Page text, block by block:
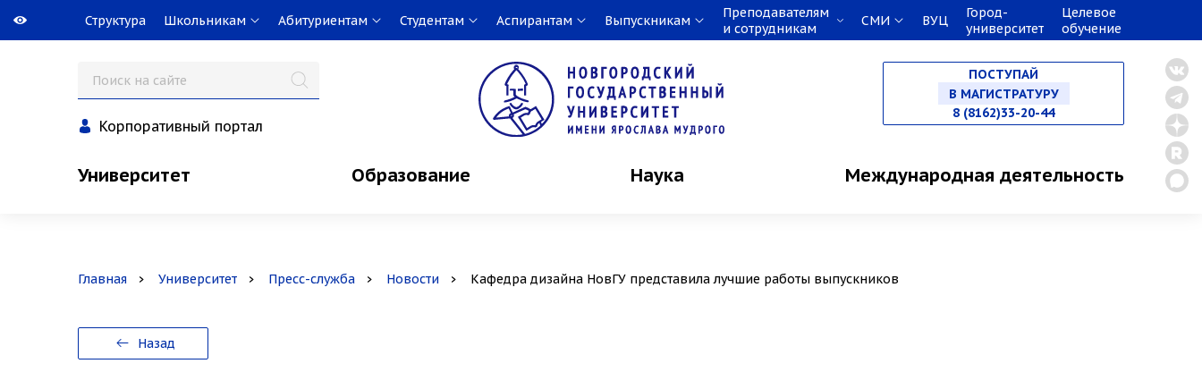
Структура Школьникам Абитуриентам Студентам Аспирантам Выпускникам
Преподавателям
и сотрудникам
СМИ ВУЦ
Город-
университет
Целевое
обучение
Корпоративный портал
ПОСТУПАЙ
НА СПЕЦИАЛИТЕТ
В МАГИСТРАТУРУ
8 (8162)33-20-44
Университет Образование Наука Международная деятельность
Главная Университет Пресс-служба Новости Кафедра дизайна НовГУ представила лучшие работы выпускников
Назад